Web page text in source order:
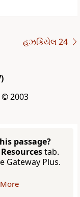
હઝકિયેલ 24
© 2003
passage?
Resourcestab.
Gateway Plus.